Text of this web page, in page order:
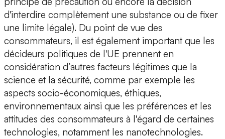
d'interdire complètement une substance ou de fixer
une limite légale). Du point de vue des
consommateurs, il est également important que les
décideurs politiques de l'UE prennent en
considération d’autres facteurs légitimes que la
science et la sécurité, comme par exemple les
aspects socio-économiques, éthiques,
environnementaux ainsi que les préférences et les
attitudes des consommateurs à l'égard de certaines
technologies, notamment les nanotechnologies.